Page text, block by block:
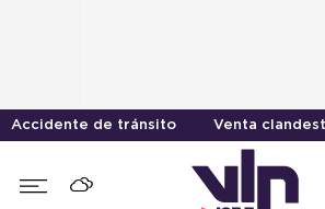
Accidente de tránsito Venta